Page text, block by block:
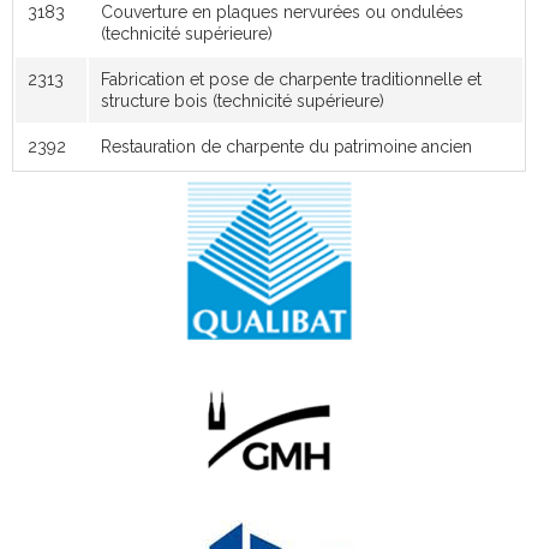
3183
Couverture en plaques nervurées ou ondulées
(technicité supérieure)
2313
Fabrication et pose de charpente traditionnelle et
structure bois (technicité supérieure)
2392 Restauration de charpente du patrimoine ancien